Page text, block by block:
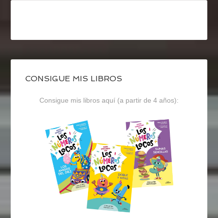
CONSIGUE MIS LIBROS
Consigue mis libros aquí (a partir de 4 años):